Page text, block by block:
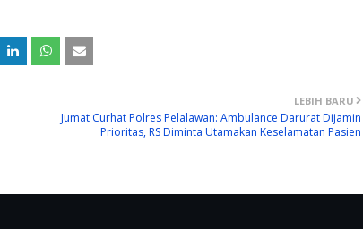
LEBIH BARU
Jumat Curhat Polres Pelalawan: Ambulance Darurat Dijamin
Prioritas, RS Diminta Utamakan Keselamatan Pasien